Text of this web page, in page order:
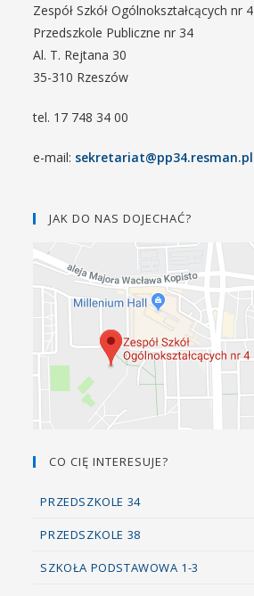
Zespół Szkół Ogólnokształcących nr 4
Przedszkole Publiczne nr 34
Al. T. Rejtana 30
35-310 Rzeszów
tel. 17 748 34 00
e-mail: sekretariat@pp34.resman.pl
JAK DO NAS DOJECHAĆ?
CO CIĘ INTERESUJE?
PRZEDSZKOLE 34
PRZEDSZKOLE 38
SZKOŁA PODSTAWOWA 1-3